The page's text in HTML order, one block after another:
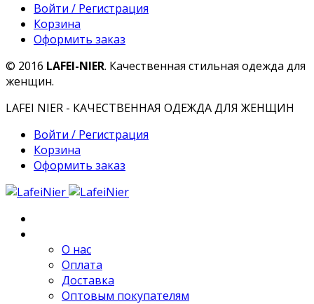
Войти / Регистрация
Корзина
Оформить заказ
© 2016 LAFEI-NIER. Качественная стильная одежда для
женщин.
LAFEI NIER - КАЧЕСТВЕННАЯ ОДЕЖДА ДЛЯ ЖЕНЩИН
Войти / Регистрация
Корзина
Оформить заказ
О нас
Оплата
Доставка
Оптовым покупателям